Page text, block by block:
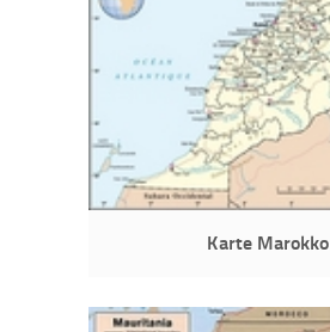
Karte Marokko